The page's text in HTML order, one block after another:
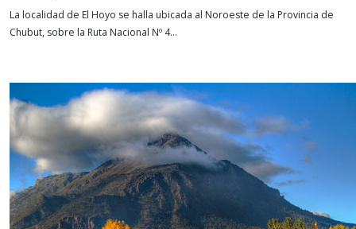
La localidad de El Hoyo se halla ubicada al Noroeste de la Provincia de
Chubut, sobre la Ruta Nacional Nº 4...